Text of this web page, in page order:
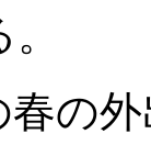
の